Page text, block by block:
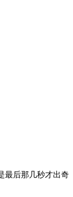
最后那几秒才出奇